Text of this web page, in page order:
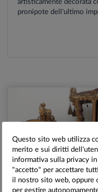
artisticamente decorata
pronipote dell'ultimo
VIENNA, MUSEO DELLE
Questo sito web utilizza
merito e sui diritti
informativa sulla privacy
"accetto" per accettare
il nostro sito web, oppure
per gestire